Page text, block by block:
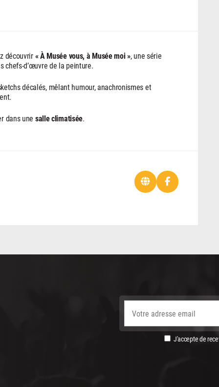
découvrir« À Musée vous, à Musée moi », une série
chefs-d’œuvre de la peinture.
décalés, mêlant humour, anachronismes et
dans une salle climatisée.
J'accepte de